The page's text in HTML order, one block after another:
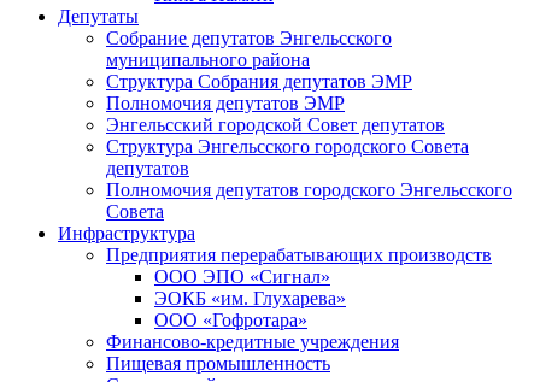
Депутаты
Собрание депутатов Энгельсского
муниципального района
Структура Собрания депутатов ЭМР
Полномочия депутатов ЭМР
Энгельсский городской Совет депутатов
Структура Энгельсского городского Совета
депутатов
Полномочия депутатов городского Энгельсского
Совета
Инфраструктура
Предприятия перерабатывающих производств
ООО ЭПО «Сигнал»
ЭОКБ «им. Глухарева»
ООО «Гофротара»
Финансово-кредитные учреждения
Пищевая промышленность